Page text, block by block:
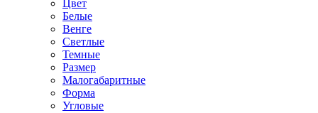
Цвет
Белые
Венге
Светлые
Темные
Размер
Малогабаритные
Форма
Угловые